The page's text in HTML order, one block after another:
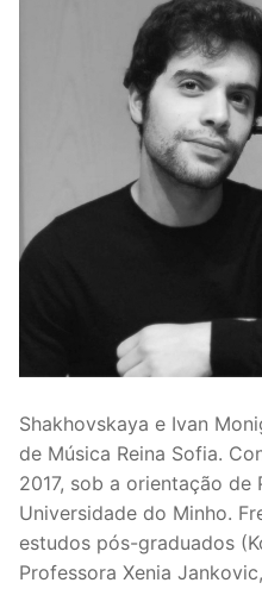
Shakhovskaya e Ivan
de Música Reina Sofia.
2017, sob a orientação de
Universidade do Minho.
estudos pós-graduados
Professora Xenia